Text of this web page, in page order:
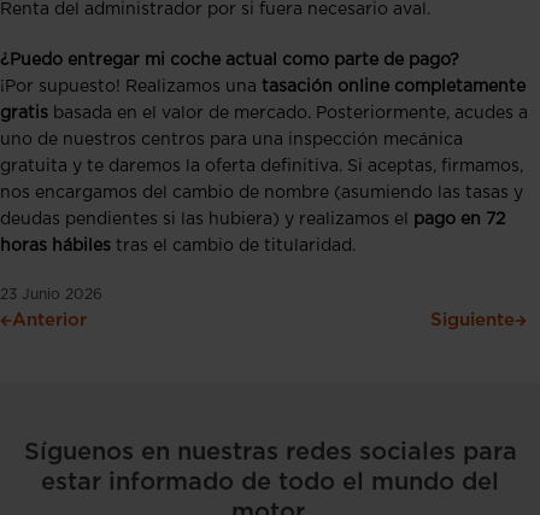
Renta del administrador por si fuera necesario aval.
¿Puedo entregar mi coche actual como parte de pago?
¡Por supuesto! Realizamos una tasación online completamente
gratis basada en el valor de mercado. Posteriormente, acudes a
uno de nuestros centros para una inspección mecánica
gratuita y te daremos la oferta definitiva. Si aceptas, firmamos,
nos encargamos del cambio de nombre (asumiendo las tasas y
deudas pendientes si las hubiera) y realizamos el
pago en 72
horas hábiles tras el cambio de titularidad.
23 Junio 2026
Anterior Siguiente
Síguenos en nuestras redes sociales para
estar informado de todo el mundo del